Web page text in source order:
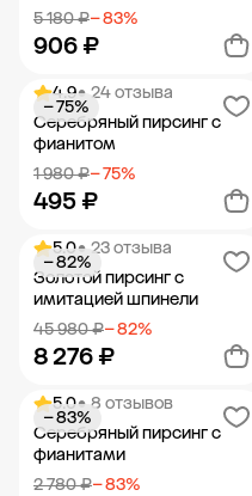
5 180 ₽− 83%
906 ₽
Добавить в корзину
4.9• 24 отзыва
Серебряный пирсинг с
фианитом
1 980 ₽− 75%
495 ₽
− 75%
Добавить в корзину
5.0• 23 отзыва
Золотой пирсинг с
имитацией шпинели
45 980 ₽− 82%
8 276 ₽
− 82%
Добавить в корзину
5.0• 8 отзывов
Серебряный пирсинг с
фианитами
2 780 ₽− 83%
− 83%